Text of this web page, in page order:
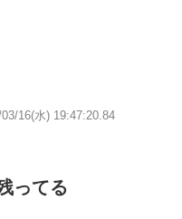
16(水) 19:47:20.84
ってる